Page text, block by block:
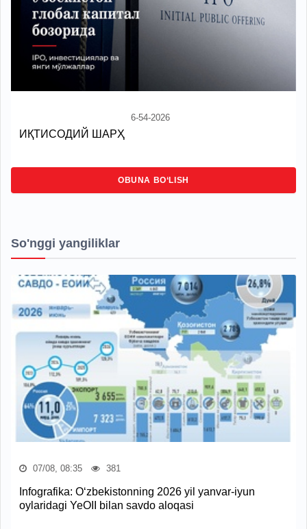
6-54-2026
ИҚТИСОДИЙ ШАРҲ
OBUNA BO‘LISH
So'nggi yangiliklar
07/08, 08:35 381
Infografika: O‘zbekistonning 2026 yil yanvar-iyun
oylaridagi YeOII bilan savdo aloqasi